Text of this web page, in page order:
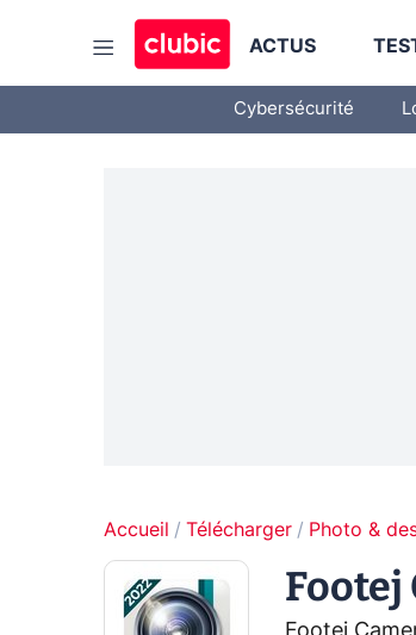
ACTUS
Cybersécurité
Accueil Télécharger Photo &
Footej